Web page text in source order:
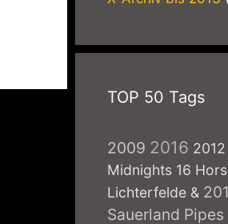
TOP 50 Tags
2009 2016 2012
Midnights 16
Lichterfelde &
Sauerland